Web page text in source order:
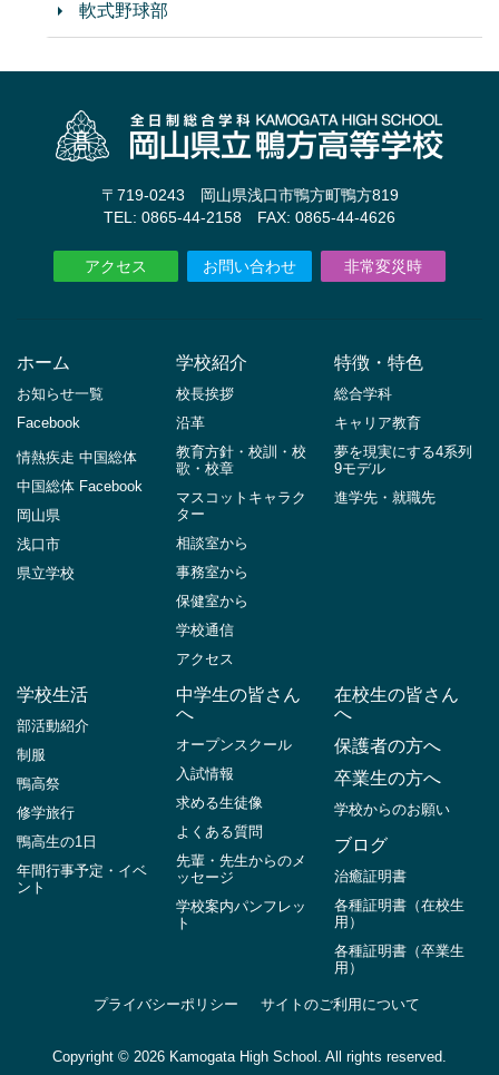
軟式野球部
〒719-0243 岡山県浅口市鴨方町鴨方819
TEL: 0865-44-2158 FAX: 0865-44-4626
アクセス お問い合わせ 非常変災時
ホーム
お知らせ一覧
Facebook
情熱疾走 中国総体
中国総体 Facebook
岡山県
浅口市
県立学校
学校紹介
校長挨拶
沿革
教育方針・校訓・校
歌・校章
マスコットキャラク
ター
相談室から
事務室から
保健室から
学校通信
アクセス
特徴・特色
総合学科
キャリア教育
夢を現実にする4系列
9モデル
進学先・就職先
学校生活
部活動紹介
制服
鴨高祭
修学旅行
鴨高生の1日
年間行事予定・イベ
ント
中学生の皆さん
へ
オープンスクール
入試情報
求める生徒像
よくある質問
先輩・先生からのメ
ッセージ
学校案内パンフレッ
ト
在校生の皆さん
へ
保護者の方へ
卒業生の方へ
学校からのお願い
ブログ
治癒証明書
各種証明書（在校生
用）
各種証明書（卒業生
用）
プライバシーポリシー サイトのご利用について
Copyright © 2026 Kamogata High School. All rights reserved.